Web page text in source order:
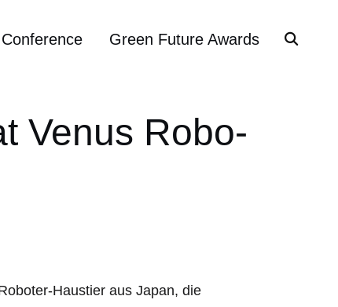
Green Future Awards
Venus Robo-
Haustier aus Japan, die